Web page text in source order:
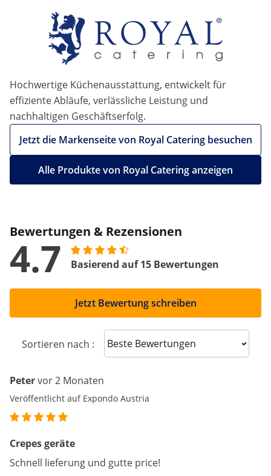
Hochwertige Küchenausstattung, entwickelt für
effiziente Abläufe, verlässliche Leistung und
nachhaltigen Geschäftserfolg.
Jetzt die Markenseite von Royal Catering besuchen
Alle Produkte von Royal Catering anzeigen
Bewertungen & Rezensionen
4.7 Basierend auf 15 Bewertungen
Jetzt Bewertung schreiben
Sortieren nach : Sort reviews
Petervor 2 Monaten
Veröffentlicht auf Expondo Austria
Crepes geräte
Schnell lieferung und gutte price!